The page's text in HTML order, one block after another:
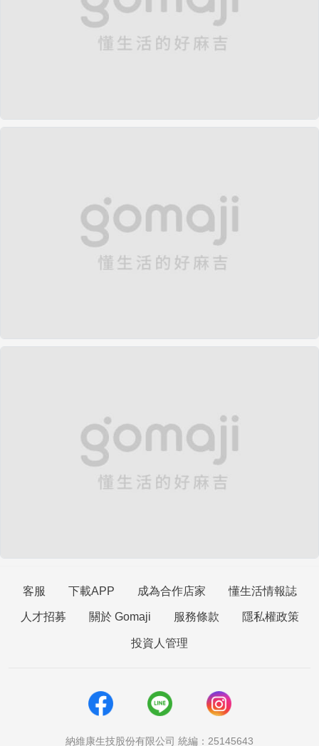
客服 下載APP 成為合作店家 懂生活情報誌
人才招募 關於 Gomaji 服務條款 隱私權政策
投資人管理
納維康生技股份有限公司 統編：25145643